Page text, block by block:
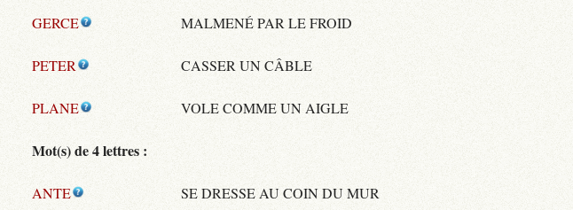
GERCE MALMENÉ PAR LE FROID
PETER CASSER UN CÂBLE
PLANE VOLE COMME UN AIGLE
Mot(s) de 4 lettres :
ANTE SE DRESSE AU COIN DU MUR